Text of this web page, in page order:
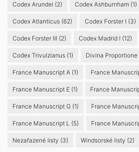
Codex Arundel (2) Codex Ashburnham (1)
Codex Atlanticus (62) Codex Forster I (3)
Codex Forster III (2) Codex Madrid I (12)
Codex Trivulzianus (1) Divina Proportione
France Manuscript A (1) France
France Manuscript E (1) France
France Manuscript G (1) France
France Manuscript L (5) France
Nezařazené listy (3) Windsorské listy (2)